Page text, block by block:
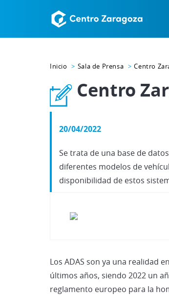
Inicio Sala de Prensa Centro
Centro
20/04/2022
Se trata de una base de
diferentes modelos de
disponibilidad de estos
Los ADAS son ya una realidad
últimos años, siendo 2022 un
reglamento europeo para la